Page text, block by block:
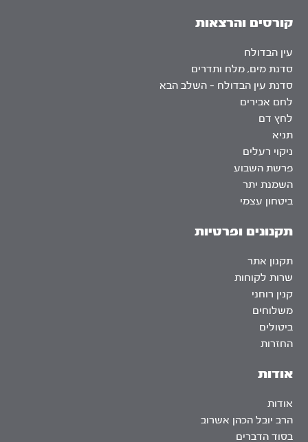
אודות
אודות
הרב יובל הכהן אשרוב
בסוד הדברים
קורסים והרצאות
עין הבדולח
סדנת מים, מלח ותדרים
סדנת עין הבדולח – השלב הבא
לחם אבירים
לחץ דם
תניא
ניקוי רעלים
פרשת השבוע
השמנת יתר
ביטחון עצמי
תקנונים ופרטיות
תקנון אתר
שרות לקוחות
קנין רוחני
משלוחים
ביטולים
החזרות